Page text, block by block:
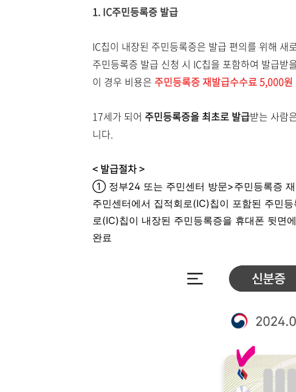
1. IC주민등록증 발급
IC칩이 내장된 주민등록증은 발급 편의를 위해 새
주민등록증 발급 신청 시 IC칩을 포함하여 발급받
이 경우 비용은 주민등록증 재발급수수료 5,000원
17세가 되어 주민등록증을 최초로 발급받는 사람
니다.
< 발급절차 >
① 정부24 또는 주민센터 방문>주민등록증
주민센터에서 집적회로(IC)칩이 포함된 주
로(IC)칩이 내장된 주민등록증을 휴대폰 뒷
완료